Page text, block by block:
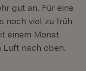
gut an. Für eine
noch viel zu früh.
einem Monat
nach oben.